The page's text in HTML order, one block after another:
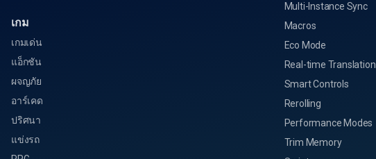
เกม
เกมเด่น
แอ็กชัน
ผจญภัย
อาร์เคด
ปริศนา
แข่งรถ
Multi-Instance Sync
Macros
Eco Mode
Real-time Translation
Smart Controls
Rerolling
Performance Modes
Trim Memory